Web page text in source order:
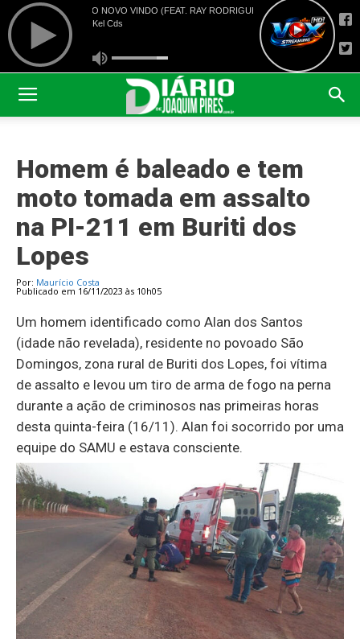
Homem é baleado e tem
moto tomada em assalto
na PI-211 em Buriti dos
Lopes
Por: Maurício Costa
Publicado em 16/11/2023 às 10h05
Um homem identificado como Alan dos Santos
(idade não revelada), residente no povoado São
Domingos, zona rural de Buriti dos Lopes, foi vítima
de assalto e levou um tiro de arma de fogo na perna
durante a ação de criminosos nas primeiras horas
desta quinta-feira (16/11). Alan foi socorrido por uma
equipe do SAMU e estava consciente.